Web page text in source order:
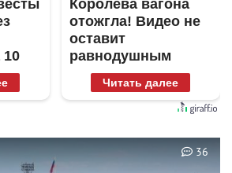
10
Королева вагона
отожгла! Видео не
оставит
равнодушным
Читать далее
36